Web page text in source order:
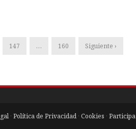
147 … 160 Siguiente ›
· Política de Privacidad · Cookies · Participa